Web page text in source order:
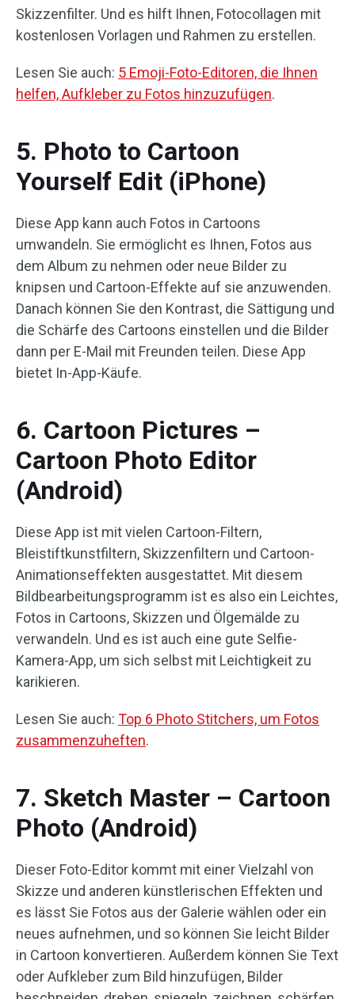
Skizzenfilter. Und es hilft Ihnen, Fotocollagen mit
kostenlosen Vorlagen und Rahmen zu erstellen.
Lesen Sie auch: 5 Emoji-Foto-Editoren, die Ihnen
helfen, Aufkleber zu Fotos hinzuzufügen.
5. Photo to Cartoon
Yourself Edit (iPhone)
Diese App kann auch Fotos in Cartoons
umwandeln. Sie ermöglicht es Ihnen, Fotos aus
dem Album zu nehmen oder neue Bilder zu
knipsen und Cartoon-Effekte auf sie anzuwenden.
Danach können Sie den Kontrast, die Sättigung und
die Schärfe des Cartoons einstellen und die Bilder
dann per E-Mail mit Freunden teilen. Diese App
bietet In-App-Käufe.
6. Cartoon Pictures –
Cartoon Photo Editor
(Android)
Diese App ist mit vielen Cartoon-Filtern,
Bleistiftkunstfiltern, Skizzenfiltern und Cartoon-
Animationseffekten ausgestattet. Mit diesem
Bildbearbeitungsprogramm ist es also ein Leichtes,
Fotos in Cartoons, Skizzen und Ölgemälde zu
verwandeln. Und es ist auch eine gute Selfie-
Kamera-App, um sich selbst mit Leichtigkeit zu
karikieren.
Lesen Sie auch: Top 6 Photo Stitchers, um Fotos
zusammenzuheften.
7. Sketch Master – Cartoon
Photo (Android)
Dieser Foto-Editor kommt mit einer Vielzahl von
Skizze und anderen künstlerischen Effekten und
es lässt Sie Fotos aus der Galerie wählen oder ein
neues aufnehmen, und so können Sie leicht Bilder
in Cartoon konvertieren. Außerdem können Sie Text
oder Aufkleber zum Bild hinzufügen, Bilder